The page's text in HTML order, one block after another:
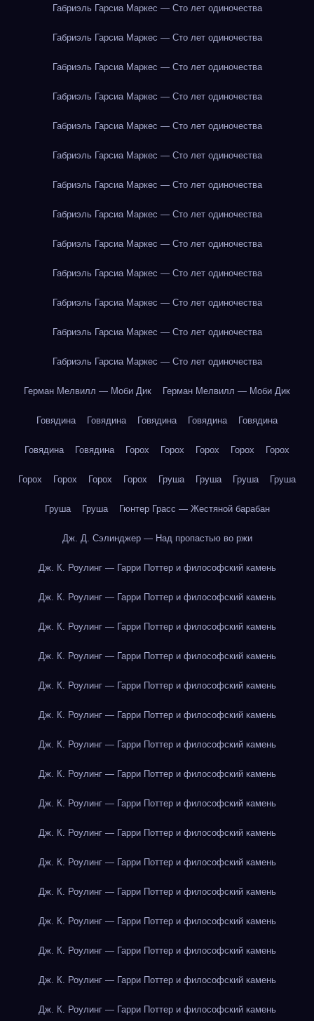
Габриэль Гарсиа Маркес — Сто лет одиночества
Габриэль Гарсиа Маркес — Сто лет одиночества
Габриэль Гарсиа Маркес — Сто лет одиночества
Габриэль Гарсиа Маркес — Сто лет одиночества
Габриэль Гарсиа Маркес — Сто лет одиночества
Габриэль Гарсиа Маркес — Сто лет одиночества
Габриэль Гарсиа Маркес — Сто лет одиночества
Габриэль Гарсиа Маркес — Сто лет одиночества
Габриэль Гарсиа Маркес — Сто лет одиночества
Габриэль Гарсиа Маркес — Сто лет одиночества
Габриэль Гарсиа Маркес — Сто лет одиночества
Габриэль Гарсиа Маркес — Сто лет одиночества
Габриэль Гарсиа Маркес — Сто лет одиночества
Герман Мелвилл — Моби Дик Герман Мелвилл — Моби Дик
Говядина Говядина Говядина Говядина Говядина
Говядина Говядина Горох Горох Горох Горох Горох
Горох Горох Горох Горох Груша Груша Груша Груша
Груша Груша Гюнтер Грасс — Жестяной барабан
Дж. Д. Сэлинджер — Над пропастью во ржи
Дж. К. Роулинг — Гарри Поттер и философский камень
Дж. К. Роулинг — Гарри Поттер и философский камень
Дж. К. Роулинг — Гарри Поттер и философский камень
Дж. К. Роулинг — Гарри Поттер и философский камень
Дж. К. Роулинг — Гарри Поттер и философский камень
Дж. К. Роулинг — Гарри Поттер и философский камень
Дж. К. Роулинг — Гарри Поттер и философский камень
Дж. К. Роулинг — Гарри Поттер и философский камень
Дж. К. Роулинг — Гарри Поттер и философский камень
Дж. К. Роулинг — Гарри Поттер и философский камень
Дж. К. Роулинг — Гарри Поттер и философский камень
Дж. К. Роулинг — Гарри Поттер и философский камень
Дж. К. Роулинг — Гарри Поттер и философский камень
Дж. К. Роулинг — Гарри Поттер и философский камень
Дж. К. Роулинг — Гарри Поттер и философский камень
Дж. К. Роулинг — Гарри Поттер и философский камень